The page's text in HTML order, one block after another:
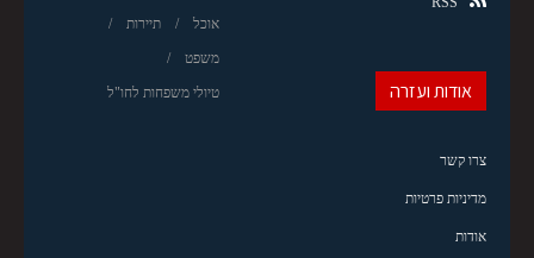
אוכל תיירות
משפט
טיולי משפחות לחו"ל אודות ועזרה
צרו קשר
מדיניות פרטיות
אודות